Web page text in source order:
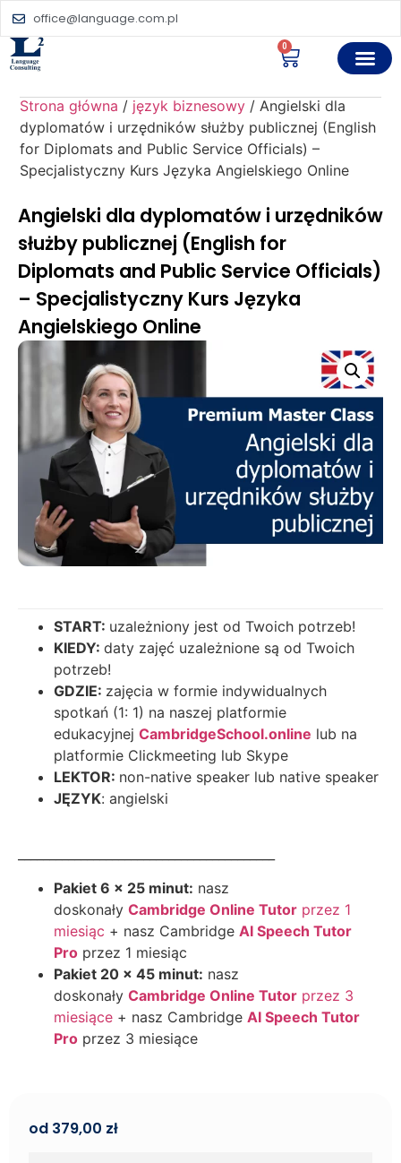
office@language.com.pl
0
Strona główna / język biznesowy / Angielski dla
dyplomatów i urzędników służby publicznej (English
for Diplomats and Public Service Officials) –
Specjalistyczny Kurs Języka Angielskiego Online
Angielski dla dyplomatów i urzędników
służby publicznej (English for
Diplomats and Public Service Officials)
– Specjalistyczny Kurs Języka
Angielskiego Online
START: uzależniony jest od Twoich potrzeb!
KIEDY: daty zajęć uzależnione są od Twoich
potrzeb!
GDZIE: zajęcia w formie indywidualnych
spotkań (1: 1) na naszej platformie
edukacyjnej CambridgeSchool.online lub na
platformie Clickmeeting lub Skype
LEKTOR: non-native speaker lub native speaker
JĘZYK: angielski
Pakiet 6 x 25 minut: nasz
doskonały Cambridge Online Tutor przez 1
miesiąc + nasz Cambridge AI Speech Tutor
Pro przez 1 miesiąc
Pakiet 20 x 45 minut: nasz
doskonały Cambridge Online Tutor przez 3
miesiące + nasz Cambridge AI Speech Tutor
Pro przez 3 miesiące
od 379,00 zł